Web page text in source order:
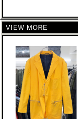
VIEW MORE